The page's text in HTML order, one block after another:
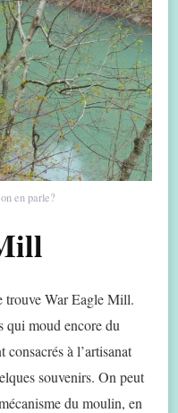
en parle?
trouve War Eagle Mill.
qui moud encore du
consacrés à l’artisanat
souvenirs. On peut
du moulin, en